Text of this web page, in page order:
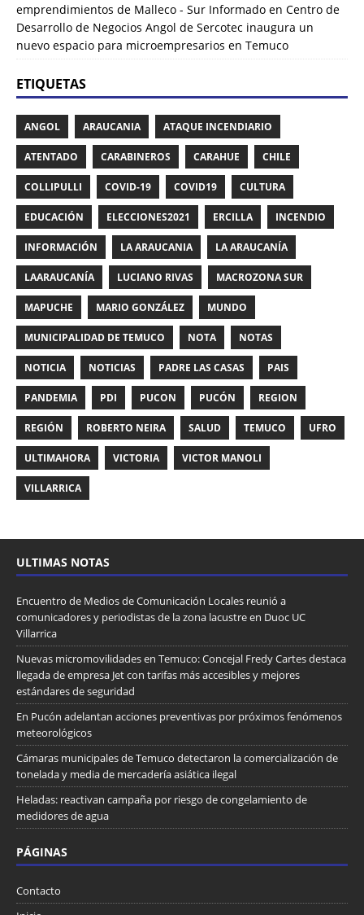
emprendimientos de Malleco - Sur Informado en Centro de
Desarrollo de Negocios Angol de Sercotec inaugura un
nuevo espacio para microempresarios en Temuco
ETIQUETAS
ANGOL ARAUCANIA ATAQUE INCENDIARIO
ATENTADO CARABINEROS CARAHUE CHILE
COLLIPULLI COVID-19 COVID19 CULTURA
EDUCACIÓN ELECCIONES2021 ERCILLA INCENDIO
INFORMACIÓN LA ARAUCANIA LA ARAUCANÍA
LAARAUCANÍA LUCIANO RIVAS MACROZONA SUR
MAPUCHE MARIO GONZÁLEZ MUNDO
MUNICIPALIDAD DE TEMUCO NOTA NOTAS
NOTICIA NOTICIAS PADRE LAS CASAS PAIS
PANDEMIA PDI PUCON PUCÓN REGION
REGIÓN ROBERTO NEIRA SALUD TEMUCO UFRO
ULTIMAHORA VICTORIA VICTOR MANOLI
VILLARRICA
ULTIMAS NOTAS
Encuentro de Medios de Comunicación Locales reunió a
comunicadores y periodistas de la zona lacustre en Duoc UC
Villarrica
Nuevas micromovilidades en Temuco: Concejal Fredy Cartes destaca
llegada de empresa Jet con tarifas más accesibles y mejores
estándares de seguridad
En Pucón adelantan acciones preventivas por próximos fenómenos
meteorológicos
Cámaras municipales de Temuco detectaron la comercialización de
tonelada y media de mercadería asiática ilegal
Heladas: reactivan campaña por riesgo de congelamiento de
medidores de agua
PÁGINAS
Contacto